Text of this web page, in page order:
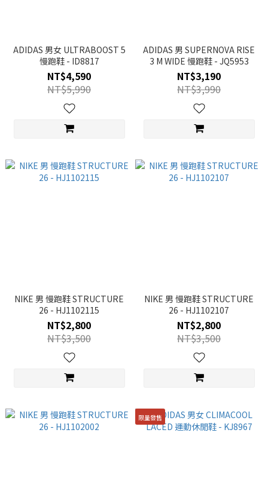
ADIDAS 男女 ULTRABOOST 5
慢跑鞋 - ID8817
NT$4,590
NT$5,990
ADIDAS 男 SUPERNOVA RISE
3 M WIDE 慢跑鞋 - JQ5953
NT$3,190
NT$3,990
NIKE 男 慢跑鞋 STRUCTURE
26 - HJ1102115
NT$2,800
NT$3,500
NIKE 男 慢跑鞋 STRUCTURE
26 - HJ1102107
NT$2,800
NT$3,500
限量發售